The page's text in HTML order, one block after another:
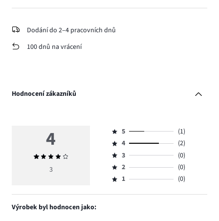
Dodání do 2–4 pracovních dnů
100 dnů na vrácení
Hodnocení zákazníků
4
Průměrné
hodnocení
3
Hodnocení
5,
počet
hlasů
1.
5
(1)
Hodnocení
4,
počet
hlasů
4
(2)
Hodnocení
3,
počet
3
(0)
Hodnocení
2,
2
(0)
Hodnocení
1,
1 (0)
Výrobek byl hodnocen jako: